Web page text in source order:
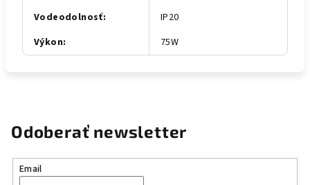
Vodeodolnosť:
IP20
Výkon: 75W
Odoberať newsletter
Email